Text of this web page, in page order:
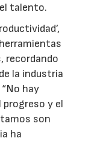
talento.
recordando
la industria
hay
y el
son
ha